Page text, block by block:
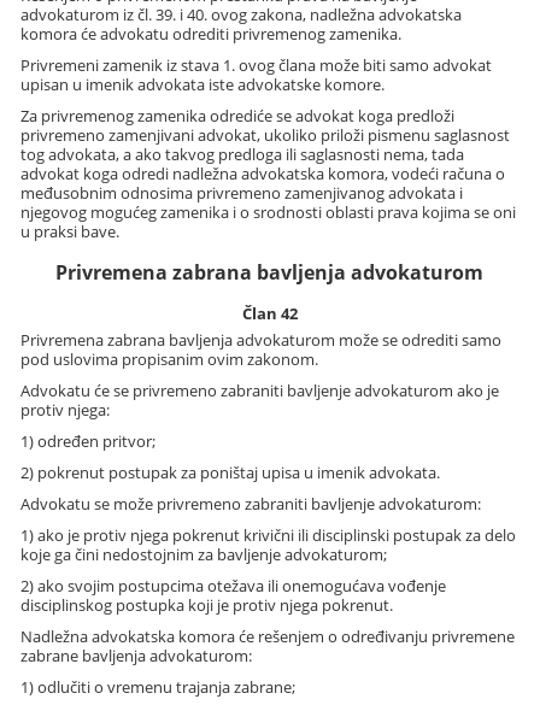
advokaturom iz čl. 39. i 40. ovog zakona, nadležna advokatska
komora će advokatu odrediti privremenog zamenika.
Privremeni zamenik iz stava 1. ovog člana može biti samo advokat
upisan u imenik advokata iste advokatske komore.
Za privremenog zamenika odrediće se advokat koga predloži
privremeno zamenjivani advokat, ukoliko priloži pismenu saglasnost
tog advokata, a ako takvog predloga ili saglasnosti nema, tada
advokat koga odredi nadležna advokatska komora, vodeći računa o
međusobnim odnosima privremeno zamenjivanog advokata i
njegovog mogućeg zamenika i o srodnosti oblasti prava kojima se oni
u praksi bave.
Privremena zabrana bavljenja advokaturom
Član 42
Privremena zabrana bavljenja advokaturom može se odrediti samo
pod uslovima propisanim ovim zakonom.
Advokatu će se privremeno zabraniti bavljenje advokaturom ako je
protiv njega:
1) određen pritvor;
2) pokrenut postupak za poništaj upisa u imenik advokata.
Advokatu se može privremeno zabraniti bavljenje advokaturom:
1) ako je protiv njega pokrenut krivični ili disciplinski postupak za delo
koje ga čini nedostojnim za bavljenje advokaturom;
2) ako svojim postupcima otežava ili onemogućava vođenje
disciplinskog postupka koji je protiv njega pokrenut.
Nadležna advokatska komora će rešenjem o određivanju privremene
zabrane bavljenja advokaturom:
1) odlučiti o vremenu trajanja zabrane;